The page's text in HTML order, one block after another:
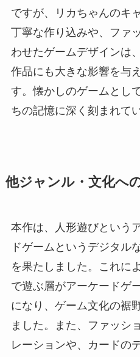
ですが、リカちゃんのキ
丁寧な作り込みや、ファ
わせたゲームデザインは
作品にも大きな影響を与
す。懐かしのゲームとし
ちの記憶に深く刻まれて
他ジャンル・文化へ
本作は、人形遊びという
ドゲームというデジタル
を果たしました。これに
で遊ぶ層がアーケードゲ
になり、ゲーム文化の裾
ました。また、ファッシ
レーションや、カードの